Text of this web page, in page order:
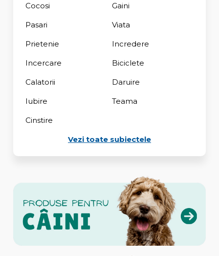
Cocosi Gaini
Pasari Viata
Prietenie Incredere
Incercare Biciclete
Calatorii Daruire
Iubire Teama
Cinstire
Vezi toate subiectele